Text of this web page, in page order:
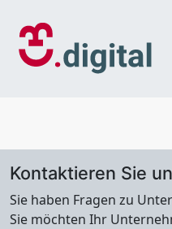
Kontaktieren Sie
Sie haben Fragen zu
Sie möchten Ihr